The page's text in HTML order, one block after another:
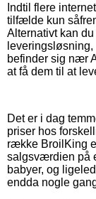
Indtil flere
tilfælde kun
Alternativt kan
befinder sig nær
at få dem til at
Det er i dag
priser hos
række BroilKing
salgsværdien på
babyer, og
endda nogle